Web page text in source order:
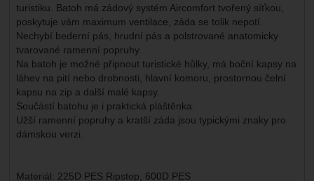
turistiku. Batoh má zádový systém Aircomfort tvořený síťkou,
poskytuje vám maximum ventilace, záda se tolik nepotí.
Nechybí bederní pás, hrudní pás a polstrované anatomicky
tvarované ramenní popruhy.
Na batoh je možné připnout turistické hůlky, má boční kapsy na
láhev na pití nebo drobnosti, hlavní komoru, prostornou čelní
kapsu na zip a další malé kapsy.
Součástí batohu je i praktická pláštěnka.
Užší ramenní popruhy a kratší záda jsou typickými znaky pro
dámskou verzi.
Materiál: 225D PES Ripstop, 600D PES